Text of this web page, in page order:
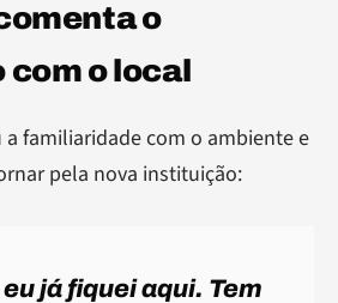
o
o local
a familiaridade com o ambiente e
pela nova instituição:
já fiquei aqui. Tem